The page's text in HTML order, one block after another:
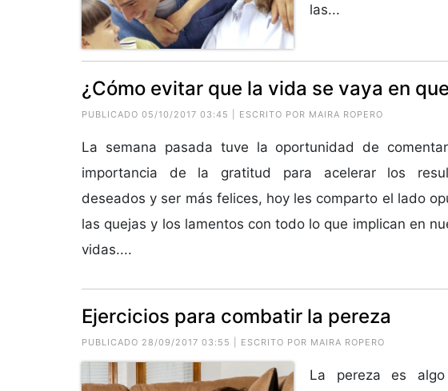
las...
¿Cómo evitar que la vida se vaya en
PUBLICADO 05/10/2017 03:45 | ESCRITO POR MAIRA ROPERO
La semana pasada tuve la oportunidad de
importancia de la gratitud para acelerar los
deseados y ser más felices, hoy les comparto el lado
las quejas y los lamentos con todo lo que implican en
vidas....
Ejercicios para combatir la pereza
PUBLICADO 28/09/2017 03:55 | ESCRITO POR MAIRA ROPERO
La pereza es